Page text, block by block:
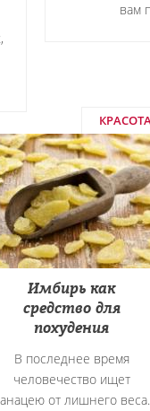
вам
Имбирь как
средство для
похудения
В последнее время
человечество ищет
от лишнего веса.